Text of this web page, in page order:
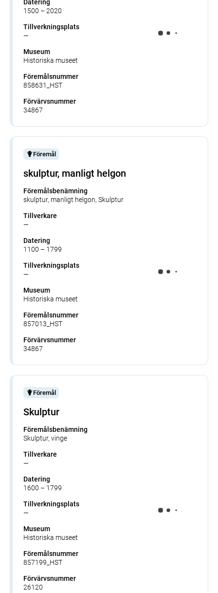
Datering
1500 – 2020
Tillverkningsplats
—
Museum
Historiska museet
Föremålsnummer
858631_HST
Förvärvsnummer
34867
Föremål
skulptur, manligt helgon
Föremålsbenämning
skulptur, manligt helgon, Skulptur
Tillverkare
—
Datering
1100 – 1799
Tillverkningsplats
—
Museum
Historiska museet
Föremålsnummer
857013_HST
Förvärvsnummer
34867
Föremål
Skulptur
Föremålsbenämning
Skulptur, vinge
Tillverkare
—
Datering
1600 – 1799
Tillverkningsplats
—
Museum
Historiska museet
Föremålsnummer
857199_HST
Förvärvsnummer
26120